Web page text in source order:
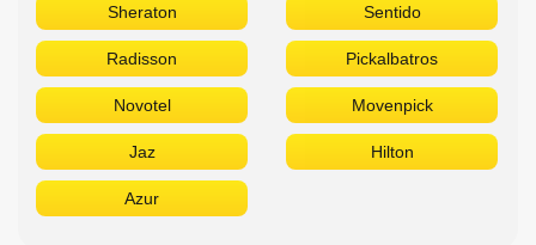
Sheraton Sentido
Radisson Pickalbatros
Novotel Movenpick
Jaz Hilton
Azur